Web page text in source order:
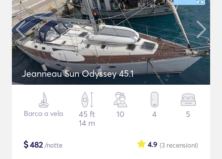
Jeanneau Sun Odyssey 45.1
Barca a vela
45 ft
14 m
10 4 5
$482/notte (3 recensioni)
4.9